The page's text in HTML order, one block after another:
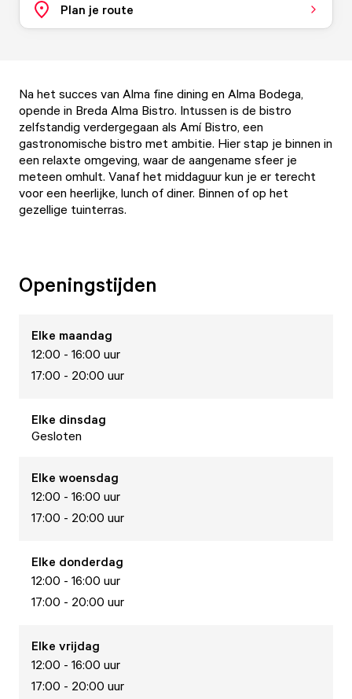
Plan je route
Na het succes van Alma fine dining en Alma Bodega,
opende in Breda Alma Bistro. Intussen is de bistro
zelfstandig verdergegaan als Amí Bistro, een
gastronomische bistro met ambitie. Hier stap je binnen in
een relaxte omgeving, waar de aangename sfeer je
meteen omhult. Vanaf het middaguur kun je er terecht
voor een heerlijke, lunch of diner. Binnen of op het
gezellige tuinterras.
Openingstijden
Elke maandag
12:00 - 16:00 uur
17:00 - 20:00 uur
Elke dinsdag
Gesloten
Elke woensdag
12:00 - 16:00 uur
17:00 - 20:00 uur
Elke donderdag
12:00 - 16:00 uur
17:00 - 20:00 uur
Elke vrijdag
12:00 - 16:00 uur
17:00 - 20:00 uur